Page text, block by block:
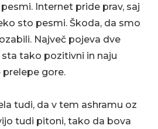
Internet pride prav, saj
sto pesmi. Škoda, da smo
Največ pojeva dve
sta tako pozitivni in naju
prelepe gore.
tudi, da v tem ashramu oz
tudi pitoni, tako da bova